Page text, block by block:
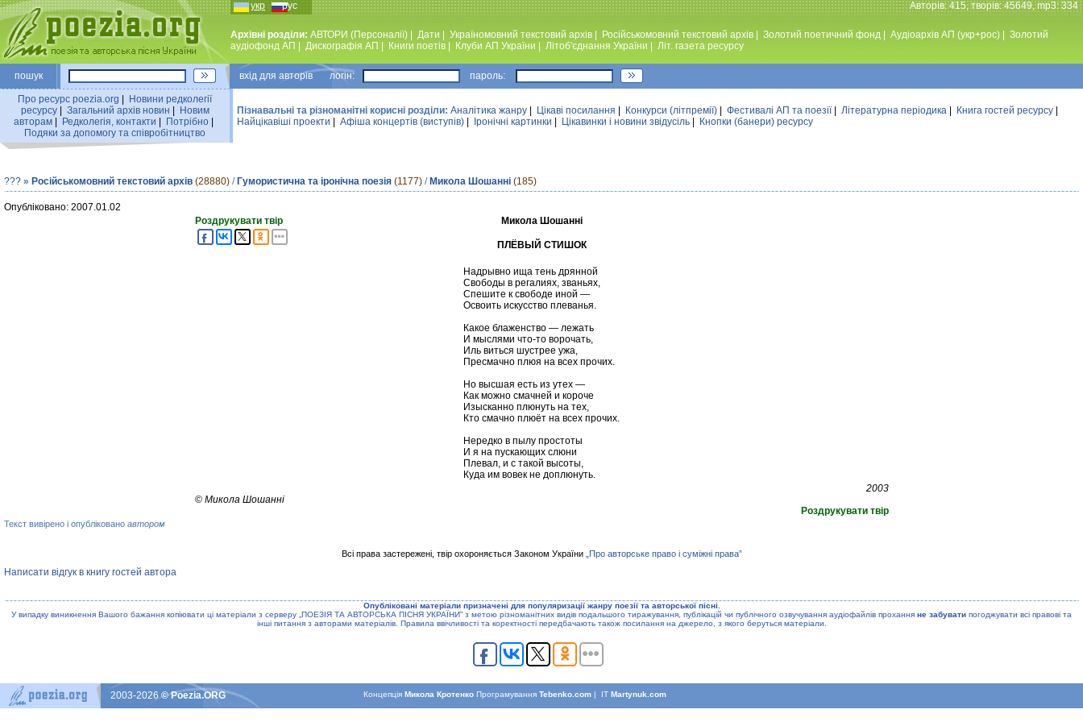
укр рус Авторiв: 415, творiв: 45649, mp3: 334
Архівні розділи: АВТОРИ (Персоналії) Дати Україномовний текстовий архiв Російськомовний текстовий архів Золотий поетичний фонд Аудiоархiв АП (укр+рос)
Золотий
аудiофонд АП
Дискографiя АП Книги поетiв Клуби АП України Лiтоб'єднання України Лiт. газета ресурсу
пошук вхiд для авторiв логін: пароль:
Про ресурс poezia.org
Новини редколегiї
ресурсу| Загальний архiв новин
Новим
авторам
Редколегiя, контакти Потрiбно
Подяки за допомогу та співробітництво
Пізнавальні та різноманітні корисні розділи: Аналiтика жанру Цікаві посилання Конкурси (лiтпремiї) Фестивалi АП та поезiї| Літературна періодика Книга гостей ресурсу
Найцiкавiшi проекти
Афіша концертів (виступів) Iронiчнi картинки Цікавинки і новини звідусіль Кнопки (банери) ресурсу
??? » Російськомовний текстовий архів (28880) / Гумористична та іронічна поезія (1177) / Микола Шошанні (185)
Опубліковано: 2007.01.02
Роздрукувати твір
Микола Шошанні
ПЛЁВЫЙ СТИШОК
Надрывно ища тень дрянной
Свободы в регалиях, званьях,
Спешите к свободе иной —
Освоить искусство плеванья.
Какое блаженство — лежать
И мыслями что-то ворочать,
Иль виться шустрее ужа,
Пресмачно плюя на всех прочих.
Но высшая есть из утех —
Как можно смачней и короче
Изысканно плюнуть на тех,
Кто смачно плюёт на всех прочих.
Нередко в пылу простоты
И я на пускающих слюни
Плевал, и с такой высоты,
Куда им вовек не доплюнуть.
2003
© Микола Шошанні
Роздрукувати твір
Текст вивірено і опубліковано автором
Всі права застережені, твір охороняється Законом України „Про авторське право і суміжні права”
Написати відгук в книгу гостей автора
Опублiкованi матерiали призначенi для популяризацiї жанру поезiї та авторської пiснi.
У випадку виникнення Вашого бажання копiювати цi матерiали з серверу „ПОЕЗIЯ ТА АВТОРСЬКА ПIСНЯ УКРАЇНИ” з метою рiзноманiтних видiв подальшого тиражування, публiкацiй чи публiчного озвучування аудiофайлiв прохання не забувати погоджувати всi правовi та
iншi питання з авторами матерiалiв. Правила ввiчливостi та коректностi передбачають також посилання на джерело, з якого беруться матерiали.
Концепцiя Микола КротенкоПрограмування Tebenko.com| IT Martynuk.com
2003-2026© Poezia.ORG